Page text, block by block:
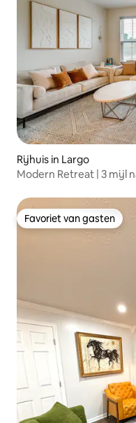
Rijhuis in Largo
Modern Retreat | 3 mijl
Favoriet van gasten
Favoriet van gasten